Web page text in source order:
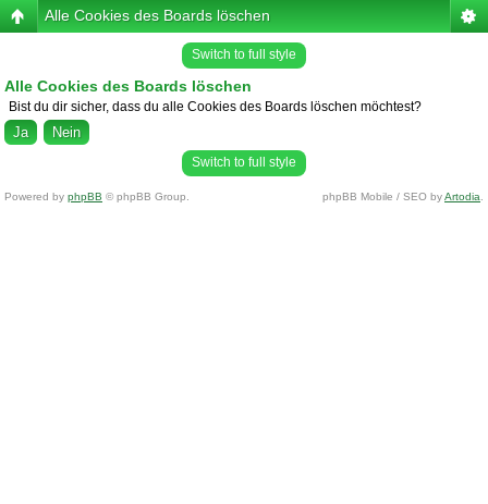
Alle Cookies des Boards löschen
Switch to full style
Alle Cookies des Boards löschen
Bist du dir sicher, dass du alle Cookies des Boards löschen möchtest?
Switch to full style
Powered by phpBB © phpBB Group. phpBB Mobile / SEO byArtodia